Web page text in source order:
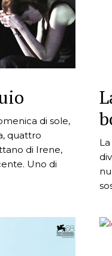
di sole,
quattro
di Irene,
Uno di